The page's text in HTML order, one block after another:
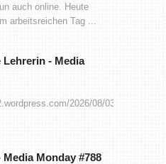
auch online. Heute
arbeitsreichen Tag ...
Lehrerin - Media
2026/08/03/media-
Media Monday #788